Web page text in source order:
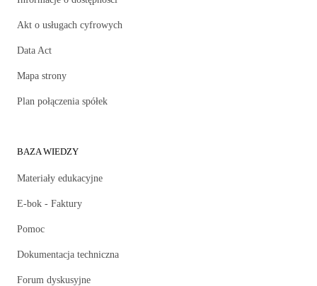
Akt o usługach cyfrowych
Data Act
Mapa strony
Plan połączenia spółek
BAZA WIEDZY
Materiały edukacyjne
E-bok - Faktury
Pomoc
Dokumentacja techniczna
Forum dyskusyjne